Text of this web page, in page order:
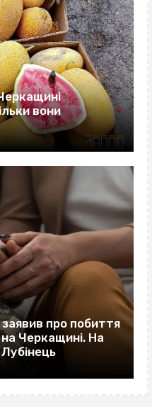
вони
про побиття
Черкащині. На